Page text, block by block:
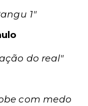
1"
do real"
com medo